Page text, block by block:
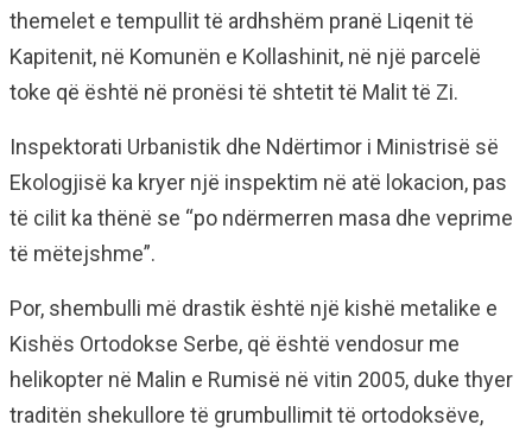
themelet e tempullit të ardhshëm pranë Liqenit të
Kapitenit, në Komunën e Kollashinit, në një parcelë
toke që është në pronësi të shtetit të Malit të Zi.
Inspektorati Urbanistik dhe Ndërtimor i Ministrisë së
Ekologjisë ka kryer një inspektim në atë lokacion, pas
të cilit ka thënë se “po ndërmerren masa dhe veprime
të mëtejshme”.
Por, shembulli më drastik është një kishë metalike e
Kishës Ortodokse Serbe, që është vendosur me
helikopter në Malin e Rumisë në vitin 2005, duke thyer
traditën shekullore të grumbullimit të ortodoksëve,